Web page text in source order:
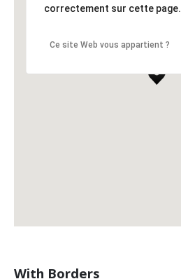
correctement sur cette page.
Ce site Web vous appartient ?
With Borders